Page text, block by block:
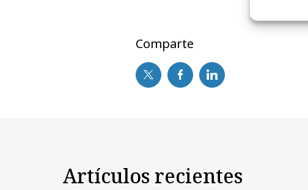
Comparte
Artículos recientes